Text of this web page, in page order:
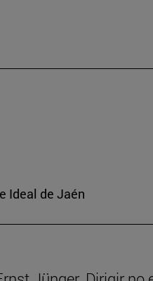
Ideal de Jaén